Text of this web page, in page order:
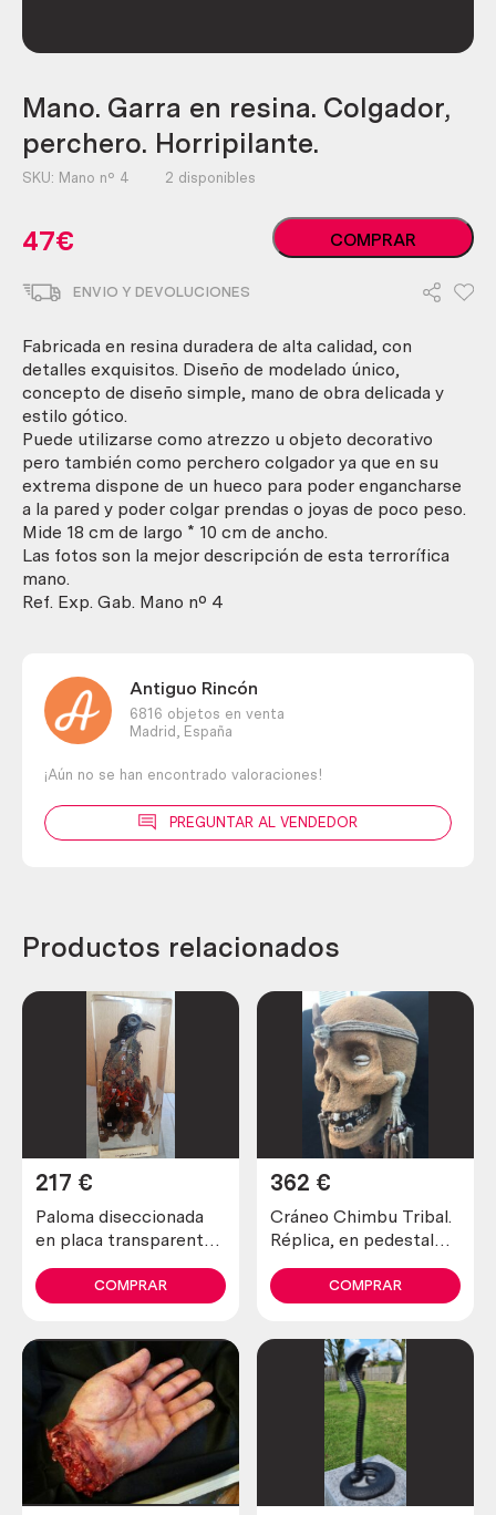
Mano. Garra en resina. Colgador,
perchero. Horripilante.
SKU: Mano nº 4 2 disponibles
47€
Mano.
Garra
perchero.
Horripilante.
cantidad
COMPRAR
ENVIO Y DEVOLUCIONES
Fabricada en resina duradera de alta calidad, con
detalles exquisitos. Diseño de modelado único,
concepto de diseño simple, mano de obra delicada y
estilo gótico.
Puede utilizarse como atrezzo u objeto decorativo
pero también como perchero colgador ya que en su
extrema dispone de un hueco para poder engancharse
a la pared y poder colgar prendas o joyas de poco peso.
Mide 18 cm de largo * 10 cm de ancho.
Las fotos son la mejor descripción de esta terrorífica
mano.
Ref. Exp. Gab. Mano nº 4
Antiguo Rincón
6816 objetos en venta
Madrid,
España
¡Aún no se han encontrado valoraciones!
PREGUNTAR AL VENDEDOR
Productos relacionados
Paloma diseccionada
en placa transparente.
asignatura de ciencias
naturales en colegios.
217 €
COMPRAR
Cráneo Chimbu Tribal.
Réplica, en pedestal
chimbulensis. 40 cm
altura.
362 €
COMPRAR